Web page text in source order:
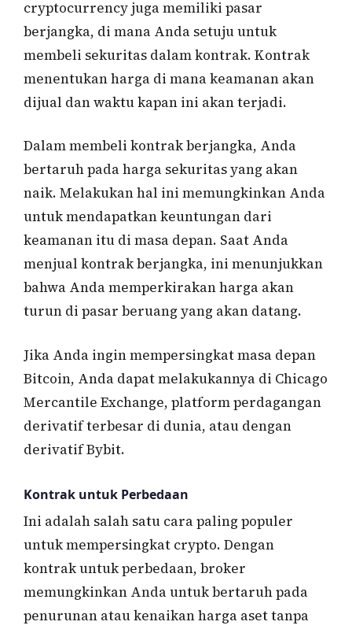
cryptocurrency juga memiliki pasar
berjangka, di mana Anda setuju untuk
membeli sekuritas dalam kontrak. Kontrak
menentukan harga di mana keamanan akan
dijual dan waktu kapan ini akan terjadi.
Dalam membeli kontrak berjangka, Anda
bertaruh pada harga sekuritas yang akan
naik. Melakukan hal ini memungkinkan Anda
untuk mendapatkan keuntungan dari
keamanan itu di masa depan. Saat Anda
menjual kontrak berjangka, ini menunjukkan
bahwa Anda memperkirakan harga akan
turun di pasar beruang yang akan datang.
Jika Anda ingin mempersingkat masa depan
Bitcoin, Anda dapat melakukannya di Chicago
Mercantile Exchange, platform perdagangan
derivatif terbesar di dunia, atau dengan
derivatif Bybit.
Kontrak untuk Perbedaan
Ini adalah salah satu cara paling populer
untuk mempersingkat crypto. Dengan
kontrak untuk perbedaan, broker
memungkinkan Anda untuk bertaruh pada
penurunan atau kenaikan harga aset tanpa